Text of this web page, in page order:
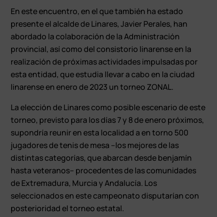
En este encuentro, en el que también ha estado
presente el alcalde de Linares, Javier Perales, han
abordado la colaboración de la Administración
provincial, así como del consistorio linarense en la
realización de próximas actividades impulsadas por
esta entidad, que estudia llevar a cabo en la ciudad
linarense en enero de 2023 un torneo ZONAL.
La elección de Linares como posible escenario de este
torneo, previsto para los días 7 y 8 de enero próximos,
supondría reunir en esta localidad a en torno 500
jugadores de tenis de mesa –los mejores de las
distintas categorías, que abarcan desde benjamín
hasta veteranos– procedentes de las comunidades
de Extremadura, Murcia y Andalucía. Los
seleccionados en este campeonato disputarían con
posterioridad el torneo estatal.